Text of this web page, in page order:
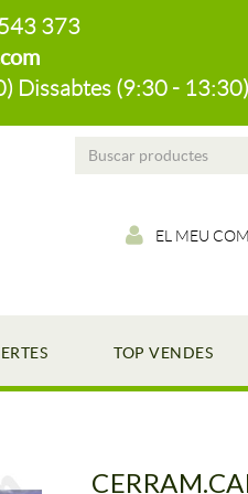
373
Dissabtes (9:30 - 13:30)
EL MEU
TOP VENDES